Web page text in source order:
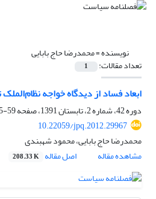
نویسنده =محمدرضا حاج بابایی
تعداد مقالات: 1
ابعاد فساد از دیدگاه خواجه
دوره 42، شماره 2، تابستان 1391، صفحه
59-75
10.22059/jpq.2012.29967
محمدرضا حاج بابایی، محمود شهبندی
مشاهده مقاله
اصل مقاله 208.33 K